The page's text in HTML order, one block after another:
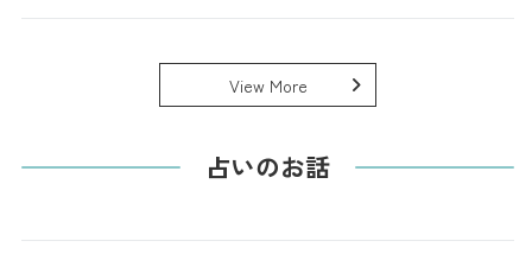
View More
占いのお話